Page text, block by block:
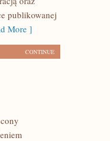
publikowanej
More ]
CONTINUE